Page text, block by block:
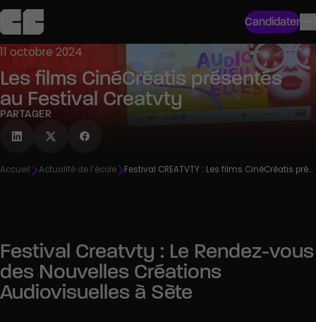
Candidater
11 octobre 2024
Les films CinéCréatis présentés
au Festival Creatvty
PARTAGER
Accueil Actualité de l’école Festival CREATVTY : Les films CinéCréatis présentés au public
Festival Creatvty : Le Rendez-vous
des Nouvelles Créations
Audiovisuelles à Sète